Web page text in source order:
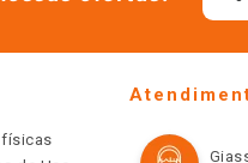
físicas